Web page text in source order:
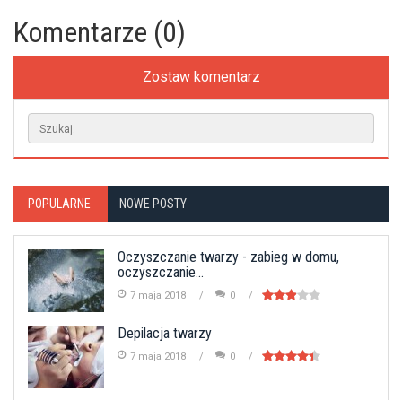
Komentarze (0)
Zostaw komentarz
POPULARNE NOWE POSTY
Oczyszczanie twarzy - zabieg w domu,
oczyszczanie...
7 maja 2018 0
Depilacja twarzy
7 maja 2018 0